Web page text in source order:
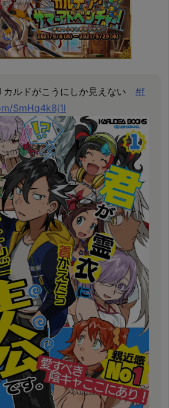
カルドがこうにしか見えない #f
SmHq4k8j1l